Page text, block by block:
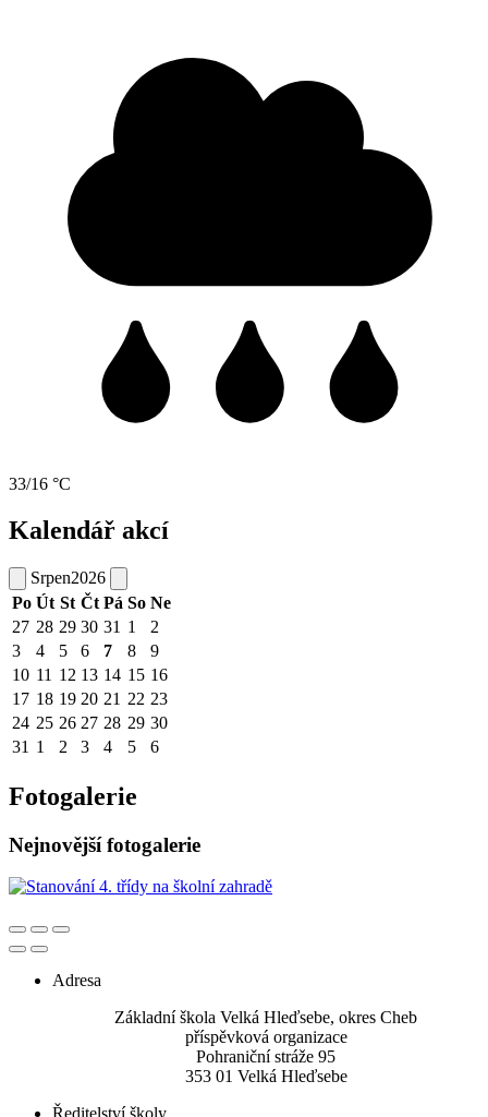
33/16 °C
Kalendář akcí
Srpen2026
Po Út St Čt Pá So Ne
27 28 29 30 31 1
2
3
4 5 6 7 8
9
10 11 12 13 14 15 16
17 18 19 20 21 22 23
24 25 26 27 28 29 30
31 1 2 3 4 5 6
Fotogalerie
Nejnovější fotogalerie
Adresa
Základní škola Velká Hleďsebe, okres Cheb
příspěvková organizace
Pohraniční stráže 95
353 01 Velká Hleďsebe